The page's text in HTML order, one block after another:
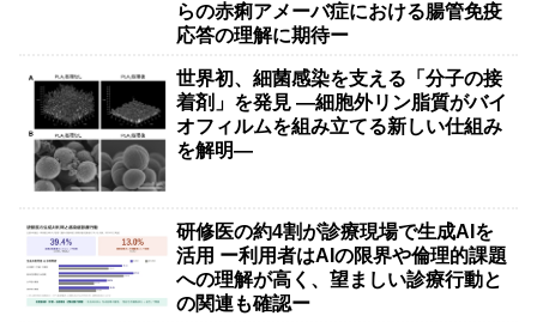
らの赤痢アメーバ症における腸管免疫
応答の理解に期待ー
世界初、細菌感染を支える「分子の接
着剤」を発見 ―細胞外リン脂質がバイ
オフィルムを組み立てる新しい仕組み
を解明―
研修医の約4割が診療現場で生成AIを
活用 ー利用者はAIの限界や倫理的課題
への理解が高く、望ましい診療行動と
の関連も確認ー